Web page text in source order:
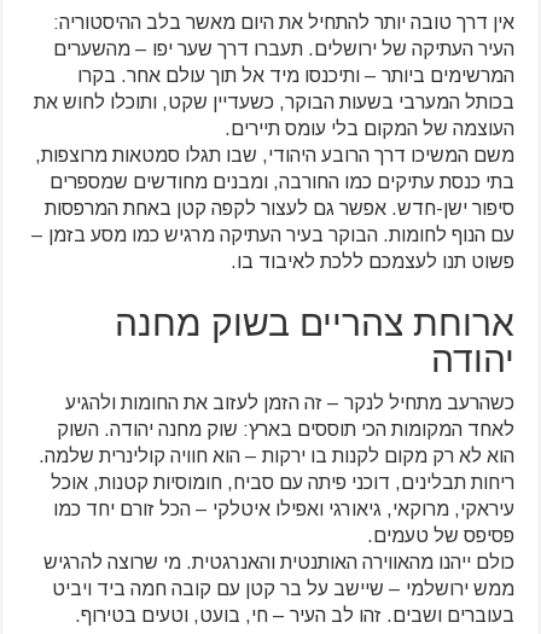
אין דרך טובה יותר להתחיל את היום מאשר בלב ההיסטוריה:
העיר העתיקה של ירושלים. תעברו דרך שער יפו – מהשערים
המרשימים ביותר – ותיכנסו מיד אל תוך עולם אחר. בקרו
בכותל המערבי בשעות הבוקר, כשעדיין שקט, ותוכלו לחוש את
העוצמה של המקום בלי עומס תיירים.
משם המשיכו דרך הרובע היהודי, שבו תגלו סמטאות מרוצפות,
בתי כנסת עתיקים כמו החורבה, ומבנים מחודשים שמספרים
סיפור ישן-חדש. אפשר גם לעצור לקפה קטן באחת המרפסות
עם הנוף לחומות. הבוקר בעיר העתיקה מרגיש כמו מסע בזמן –
פשוט תנו לעצמכם ללכת לאיבוד בו.
ארוחת צהריים בשוק מחנה
יהודה
כשהרעב מתחיל לנקר – זה הזמן לעזוב את החומות ולהגיע
לאחד המקומות הכי תוססים בארץ: שוק מחנה יהודה. השוק
הוא לא רק מקום לקנות בו ירקות – הוא חוויה קולינרית שלמה.
ריחות תבלינים, דוכני פיתה עם סביח, חומוסיות קטנות, אוכל
עיראקי, מרוקאי, גיאורגי ואפילו איטלקי – הכל זורם יחד כמו
פסיפס של טעמים.
כולם ייהנו מהאווירה האותנטית והאנרגטית. מי שרוצה להרגיש
ממש ירושלמי – שיישב על בר קטן עם קובה חמה ביד ויביט
בעוברים ושבים. זהו לב העיר – חי, בועט, וטעים בטירוף.